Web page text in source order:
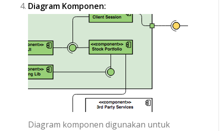
Diagram Komponen:
Diagram komponen digunakan untuk